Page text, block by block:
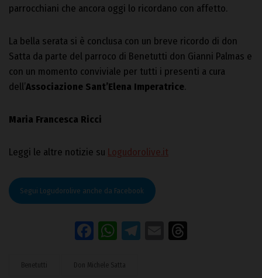
parrocchiani che ancora oggi lo ricordano con affetto.
La bella serata si è conclusa con un breve ricordo di don
Satta da parte del parroco di Benetutti don Gianni Palmas e
con un momento conviviale per tutti i presenti a cura
dell’Associazione Sant’Elena Imperatrice.
Maria Francesca Ricci
Leggi le altre notizie su Logudorolive.it
Segui Logudorolive anche da Facebook
Facebook
WhatsApp
Telegram
Email
Benetutti Don Michele Satta